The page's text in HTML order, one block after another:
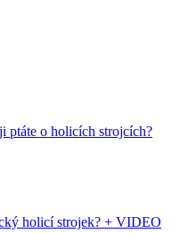
ptáte o holicích strojcích?
holicí strojek? + VIDEO